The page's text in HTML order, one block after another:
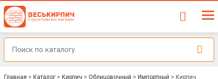
Главная > Каталог > Кирпич > Облицовочный > Импортный > Кирпич